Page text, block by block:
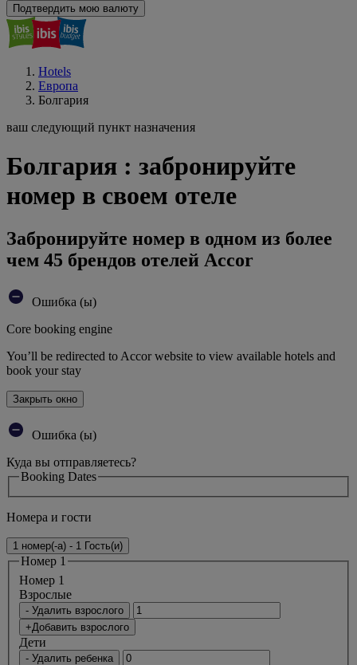
Подтвердить мою валюту
Hotels
Европа
Болгария
ваш следующий пункт назначения
Болгария : забронируйте
номер в своем отеле
Забронируйте номер в одном из более
чем 45 брендов отелей Accor
Ошибка (ы)
Core booking engine
You’ll be redirected to Accor website to view available hotels and
book your stay
Закрыть окно
Ошибка (ы)
Куда вы отправляетесь?
Booking Dates
Номера и гости
1 номер(-а) - 1 Гость(и)
Номер 1
Номер 1
Bзрослые
- Удалить взрослого
+Добавить взрослого
Дети
- Удалить ребенка